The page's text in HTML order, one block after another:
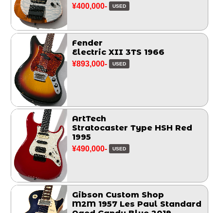
¥400,000- USED
Fender
Electric XII 3TS 1966
¥893,000- USED
ArtTech
Stratocaster Type HSH Red
1995
¥490,000- USED
Gibson Custom Shop
M2M 1957 Les Paul Standard